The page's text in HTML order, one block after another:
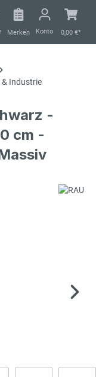
Merken Konto 0,00 €*
Industrie
-
cm -